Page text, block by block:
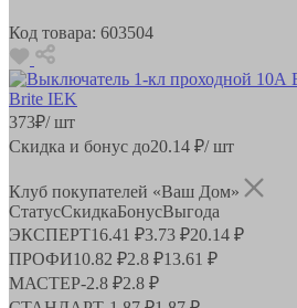
Код товара: 603504
373₽/ шт
Скидка и бонус до20.14 ₽/ шт
Клуб покупателей «Ваш Дом»
СтатусСкидкаБонусВыгода
ЭКСПЕРТ16.41 ₽3.73 ₽20.14 ₽
ПРОФИ10.82 ₽2.8 ₽13.61 ₽
МАСТЕР-2.8 ₽2.8 ₽